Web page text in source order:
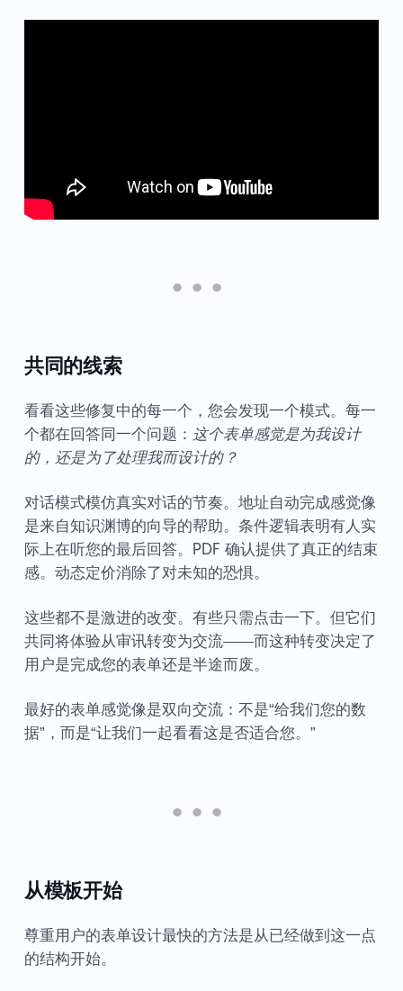
共同的线索
看看这些修复中的每一个，您会发现一个模式。每一
个都在回答同一个问题： 这个表单感觉是为我设计
的，还是为了处理我而设计的？
对话模式模仿真实对话的节奏。地址自动完成感觉像
是来自知识渊博的向导的帮助。条件逻辑表明有人实
际上在听您的最后回答。PDF 确认提供了真正的结束
感。动态定价消除了对未知的恐惧。
这些都不是激进的改变。有些只需点击一下。但它们
共同将体验从审讯转变为交流——而这种转变决定了
用户是完成您的表单还是半途而废。
最好的表单感觉像是双向交流：不是“给我们您的数
据”，而是“让我们一起看看这是否适合您。”
从模板开始
尊重用户的表单设计最快的方法是从已经做到这一点
的结构开始。